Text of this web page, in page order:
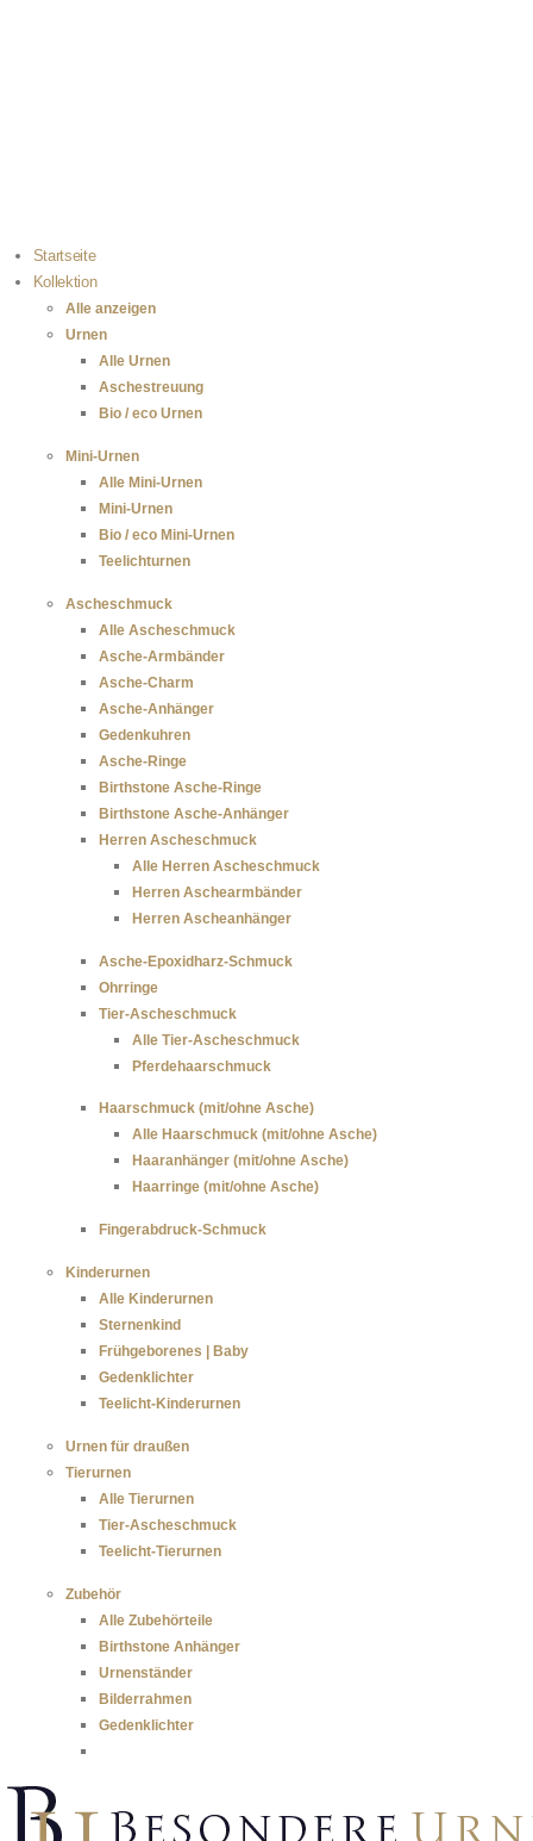
Startseite
Kollektion
Alle anzeigen
Urnen
Alle Urnen
Aschestreuung
Bio / eco Urnen
Mini-Urnen
Alle Mini-Urnen
Mini-Urnen
Bio / eco Mini-Urnen
Teelichturnen
Ascheschmuck
Alle Ascheschmuck
Asche-Armbänder
Asche-Charm
Asche-Anhänger
Gedenkuhren
Asche-Ringe
Birthstone Asche-Ringe
Birthstone Asche-Anhänger
Herren Ascheschmuck
Alle Herren Ascheschmuck
Herren Aschearmbänder
Herren Ascheanhänger
Asche-Epoxidharz-Schmuck
Ohrringe
Tier-Ascheschmuck
Alle Tier-Ascheschmuck
Pferdehaarschmuck
Haarschmuck (mit/ohne Asche)
Alle Haarschmuck (mit/ohne Asche)
Haaranhänger (mit/ohne Asche)
Haarringe (mit/ohne Asche)
Fingerabdruck-Schmuck
Kinderurnen
Alle Kinderurnen
Sternenkind
Frühgeborenes | Baby
Gedenklichter
Teelicht-Kinderurnen
Urnen für draußen
Tierurnen
Alle Tierurnen
Tier-Ascheschmuck
Teelicht-Tierurnen
Zubehör
Alle Zubehörteile
Birthstone Anhänger
Urnenständer
Bilderrahmen
Gedenklichter